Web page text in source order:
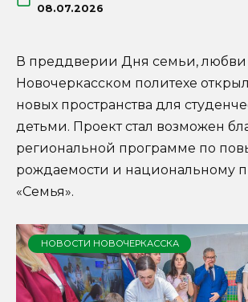
08.07.2026
В преддверии Дня семьи, любви
Новочеркасском политехе
новых пространства для
детьми. Проект стал возможен
региональной программе по
рождаемости и национальному
«Семья».
НОВОСТИ НОВОЧЕРКАССКА